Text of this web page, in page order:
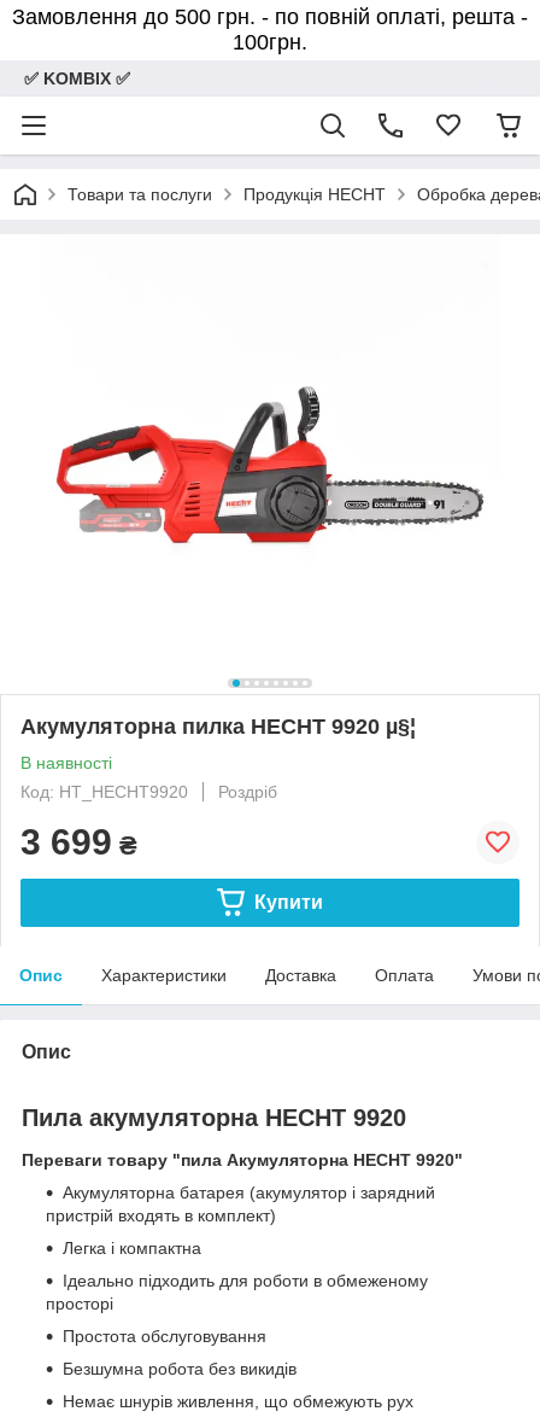
Замовлення до 500 грн. - по повній оплаті, решта -
100грн.
✅ KOMBIX ✅
Товари та послуги Продукція HECHT Обробка
Акумуляторна пилка HECHT 9920 µ§¦
В наявності
Код: HT_HECHT9920
Роздріб
3 699 ₴
Купити
Опис Характеристики Доставка Оплата Умови
Опис
Пила акумуляторна HECHT 9920
Переваги товару "пила Акумуляторна HECHT 9920"
Акумуляторна батарея (акумулятор і зарядний
пристрій входять в комплект)
Легка і компактна
Ідеально підходить для роботи в обмеженому
просторі
Простота обслуговування
Безшумна робота без викидів
Немає шнурів живлення, що обмежують рух